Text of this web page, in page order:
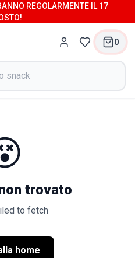
REGOLARMENTE IL 17
0
trovato
to fetch
home